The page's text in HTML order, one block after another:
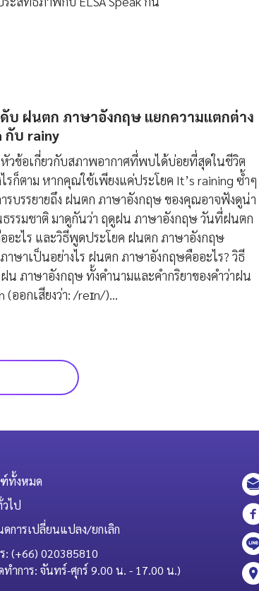
บ ฝนตก ภาษาอังกฤษ แยกความแตกต่าง
กับ rainy
วข้อเกี่ยวกับสภาพอากาศที่พบได้บ่อยที่สุดในชีวิต
รก็ตาม หากคุณใช้เพียงแค่ประโยค It’s raining ซ้ำๆ
รบรรยายถึง ฝนตก ภาษาอังกฤษ ของคุณอาจฟังดูน่า
รรมชาติ มาดูกันว่า ฤดูฝน ภาษาอังกฤษ วันที่ฝนตก
อะไร และวิธีพูดประโยค ฝนตก ภาษาอังกฤษ
าษาเป็นอย่างไร ฝนตก ภาษาอังกฤษคืออะไร? วิธี
ฝน ภาษาอังกฤษ ทั้งคำนามและคำกริยาของคำว่าฝน
(ออกเสียงว่า: /reɪn/)…
ทั้งหมด
ไป
การเปลี่ยนแปลง/ยกเลิก
: (+66) 020385810
ทำการ: จันทร์-ศุกร์ 9.00 น. - 17.00 น.)